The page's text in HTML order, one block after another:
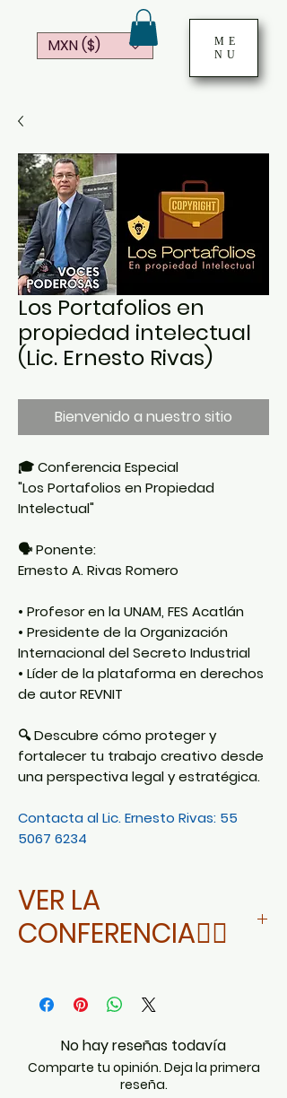
ME
NU
MXN ($)
Los Portafolios en
propiedad intelectual
(Lic. Ernesto Rivas)
Bienvenido a nuestro sitio
🎓Conferencia Especial
"Los Portafolios en Propiedad
Intelectual"
🗣️Ponente:
Ernesto A. Rivas Romero
• Profesor en la UNAM, FES Acatlán
• Presidente de laOrganización
Internacional del Secreto Industrial
• Líder de la plataforma en derechos
de autorREVNIT
🔍 Descubre cómo proteger y
fortalecer tu trabajo creativo desde
una perspectiva legal y estratégica.
Contacta al Lic. Ernesto Rivas: 55
5067 6234
VER LA
CONFERENCIA👇🏻
No hay reseñas todavía
Comparte tu opinión. Deja la primera
reseña.